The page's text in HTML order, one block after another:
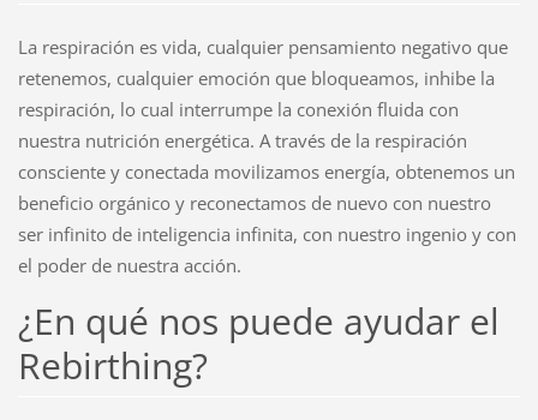
La respiración es vida, cualquier pensamiento negativo que
retenemos, cualquier emoción que bloqueamos, inhibe la
respiración, lo cual interrumpe la conexión fluida con
nuestra nutrición energética. A través de la respiración
consciente y conectada movilizamos energía, obtenemos un
beneficio orgánico y reconectamos de nuevo con nuestro
ser infinito de inteligencia infinita, con nuestro ingenio y con
el poder de nuestra acción.
¿En qué nos puede ayudar el
Rebirthing?